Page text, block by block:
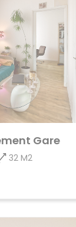
Gare
32 M2